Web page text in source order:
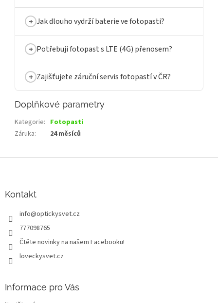
Jak dlouho vydrží baterie ve fotopasti?
Potřebuji fotopast s LTE (4G) přenosem?
Zajišťujete záruční servis fotopastí v ČR?
Doplňkové parametry
Kategorie: Fotopasti
Záruka: 24 měsíců
Kontakt
info@optickysvet.cz
777098765
Čtěte novinky na našem Facebooku!
loveckysvet.cz
Informace pro Vás